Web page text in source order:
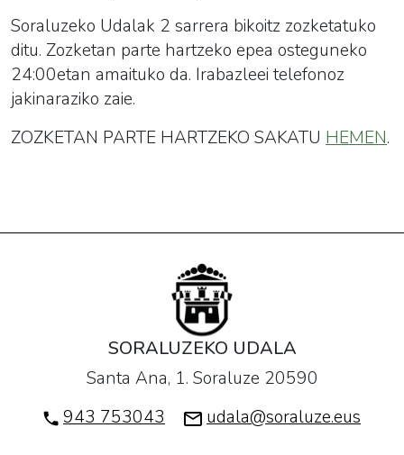
Soraluzeko Udalak 2 sarrera bikoitz zozketatuko
ditu. Zozketan parte hartzeko epea osteguneko
24:00etan amaituko da. Irabazleei telefonoz
jakinaraziko zaie.
ZOZKETAN PARTE HARTZEKO SAKATU HEMEN.
SORALUZEKO UDALA
Santa Ana, 1. Soraluze 20590
943 753043
udala@soraluze.eus